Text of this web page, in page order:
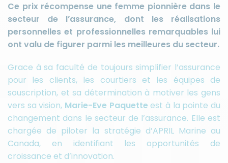
Ce prix récompense une femme pionnière dans le
secteur de l’assurance, dont les réalisations
personnelles et professionnelles remarquables lui
ont valu de figurer parmi les meilleures du secteur.
Grace à sa faculté de toujours simplifier l’assurance
pour les clients, les courtiers et les équipes de
souscription, et sa détermination à motiver les gens
vers sa vision, Marie-Eve Paquette est à la pointe du
changement dans le secteur de l’assurance. Elle est
chargée de piloter la stratégie d’APRIL Marine au
Canada, en identifiant les opportunités de
croissance et d’innovation.